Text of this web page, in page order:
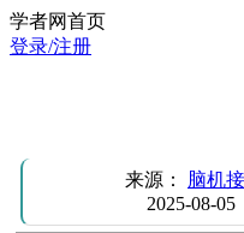
学者网首页
登录/注册
来源： 脑机
2025-08-05